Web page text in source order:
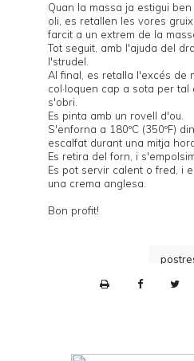
Quan la massa ja estigui
oli, es retallen les vores
farcit a un extrem de la
Tot seguit, amb l'ajuda del
l'strudel.
Al final, es retalla l'excés de
col·loquen cap a sota per
s'obri.
Es pinta amb un rovell d'ou.
S'enforna a 180ºC (350ºF)
escalfat durant una mitja
Es retira del forn, i
Es pot servir calent o fred, i
una crema anglesa.
Bon profit!
n